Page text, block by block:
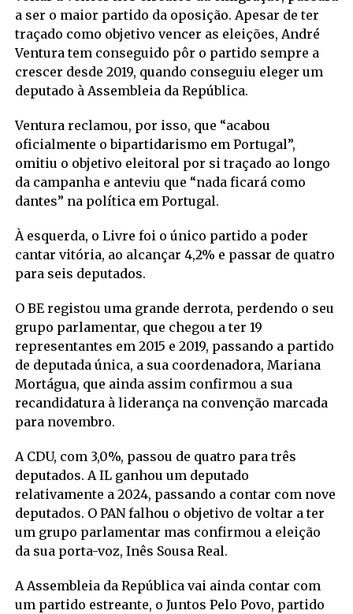
a ser o maior partido da oposição. Apesar de ter
traçado como objetivo vencer as eleições, André
Ventura tem conseguido pôr o partido sempre a
crescer desde 2019, quando conseguiu eleger um
deputado à Assembleia da República.
Ventura reclamou, por isso, que “acabou
oficialmente o bipartidarismo em Portugal”,
omitiu o objetivo eleitoral por si traçado ao longo
da campanha e anteviu que “nada ficará como
dantes” na política em Portugal.
À esquerda, o Livre foi o único partido a poder
cantar vitória, ao alcançar 4,2% e passar de quatro
para seis deputados.
O BE registou uma grande derrota, perdendo o seu
grupo parlamentar, que chegou a ter 19
representantes em 2015 e 2019, passando a partido
de deputada única, a sua coordenadora, Mariana
Mortágua, que ainda assim confirmou a sua
recandidatura à liderança na convenção marcada
para novembro.
A CDU, com 3,0%, passou de quatro para três
deputados. A IL ganhou um deputado
relativamente a 2024, passando a contar com nove
deputados. O PAN falhou o objetivo de voltar a ter
um grupo parlamentar mas confirmou a eleição
da sua porta-voz, Inês Sousa Real.
A Assembleia da República vai ainda contar com
um partido estreante, o Juntos Pelo Povo, partido